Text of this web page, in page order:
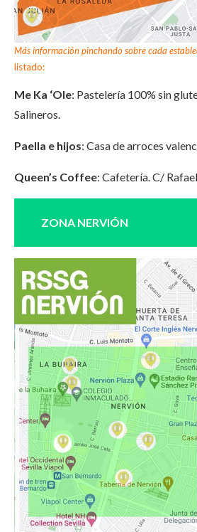
Más información pinchando sobre cada
listado:
Me Ka ‘Ole: Pastelería 100% sin
Salineros.
Paella e hijos: Casa de arroces
Queen’s Coffee: Cafetería. C/
ZONA NERVIÓN